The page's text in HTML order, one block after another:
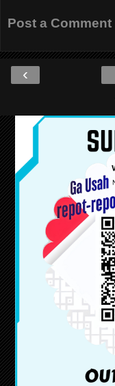
Post a Comment
‹